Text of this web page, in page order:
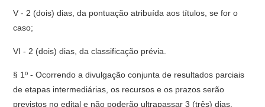
V - 2 (dois) dias, da pontuação atribuída aos títulos, se for o
caso;
VI - 2 (dois) dias, da classificação prévia.
§ 1º - Ocorrendo a divulgação conjunta de resultados parciais
de etapas intermediárias, os recursos e os prazos serão
previstos no edital e não poderão ultrapassar 3 (três) dias.